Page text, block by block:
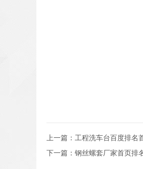
上一篇： 工程洗车台百度排名
下一篇： 钢丝螺套厂家首页排